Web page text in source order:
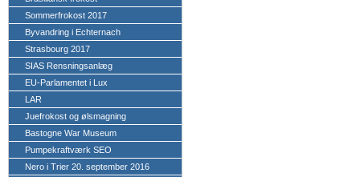
Sommerfrokost 2017
Byvandring i Echternach
Strasbourg 2017
SIAS Rensningsanlæg
EU-Parlamentet i Lux
LAR
Juefrokost og ølsmagning
Bastogne War Museum
Pumpekraftværk SEO
Nero i Trier 20. september 2016